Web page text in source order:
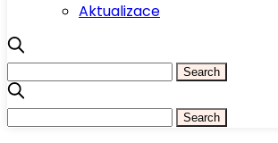
Aktualizace